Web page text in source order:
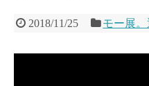
2018/11/25 モー展